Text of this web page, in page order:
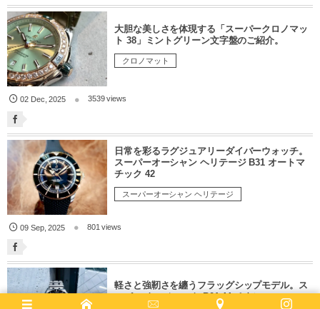
大胆な美しさを体現する「スーパークロノマッ
ト 38」ミントグリーン文字盤のご紹介。
クロノマット
02 Dec ,2025 3539 views
日常を彩るラグジュアリーダイバーウォッチ。
スーパーオーシャン ヘリテージ B31 オートマ
チック 42
スーパーオーシャン ヘリテージ
09 Sep,2025 801 views
軽さと強靭さを纏うフラッグシップモデル。ス
ーパー クロノマット B01 44 チタン